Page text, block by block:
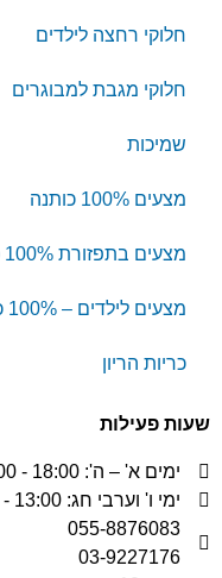
חלוקי רחצה לילדים
חלוקי מגבת למבוגרים
שמיכות
מצעים 100% כותנה
מצעים בתפזורת 100% כותנה
מצעים לילדים – 100% כותנה
כריות הריון
שעות פעילות
ימים א' – ה': 18:00 - 9:00
ימי ו' וערבי חג: 13:00 - 9:00
055-8876083
03-9227176